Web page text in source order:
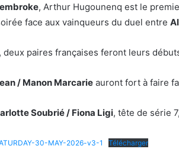
, Arthur Hugounenq est le
face aux vainqueurs du duel entre
deux paires françaises feront leurs
/ Manon Marcarie auront fort à faire
Soubrié / Fiona Ligi, tête de série
30-MAY-2026-v3-1 Télécharger